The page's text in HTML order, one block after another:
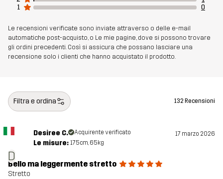
1
0
Le recensioni verificate sono inviate attraverso o delle e-mail
automatiche post-acquisto, o Le mie pagine, dove si possono trovare
gli ordini precedenti. Così si assicura che possano lasciare una
recensione solo i clienti che hanno acquistato il prodotto.
Filtra e ordina 132 Recensioni
D
Desiree C. Acquirente verificato 17 marzo 2026
Le misure: 175cm, 65kg
Bello ma leggermente stretto
Stretto